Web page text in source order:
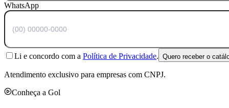
WhatsApp
Li e concordo com a Política de Privacidade. Quero receber o
Atendimento exclusivo para empresas com CNPJ.
Conheça a Gol